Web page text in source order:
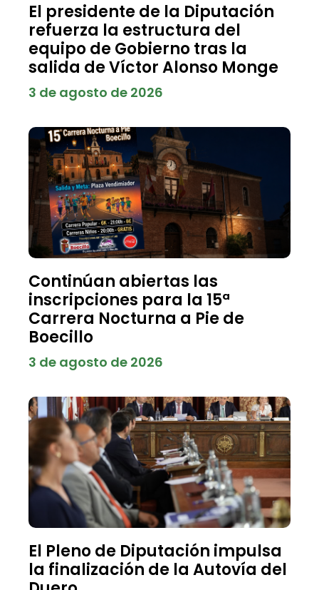
El presidente de la Diputación
refuerza la estructura del
equipo de Gobierno tras la
salida de Víctor Alonso Monge
3 de agosto de 2026
Continúan abiertas las
inscripciones para la 15ª
Carrera Nocturna a Pie de
Boecillo
3 de agosto de 2026
El Pleno de Diputación impulsa
la finalización de la Autovía del